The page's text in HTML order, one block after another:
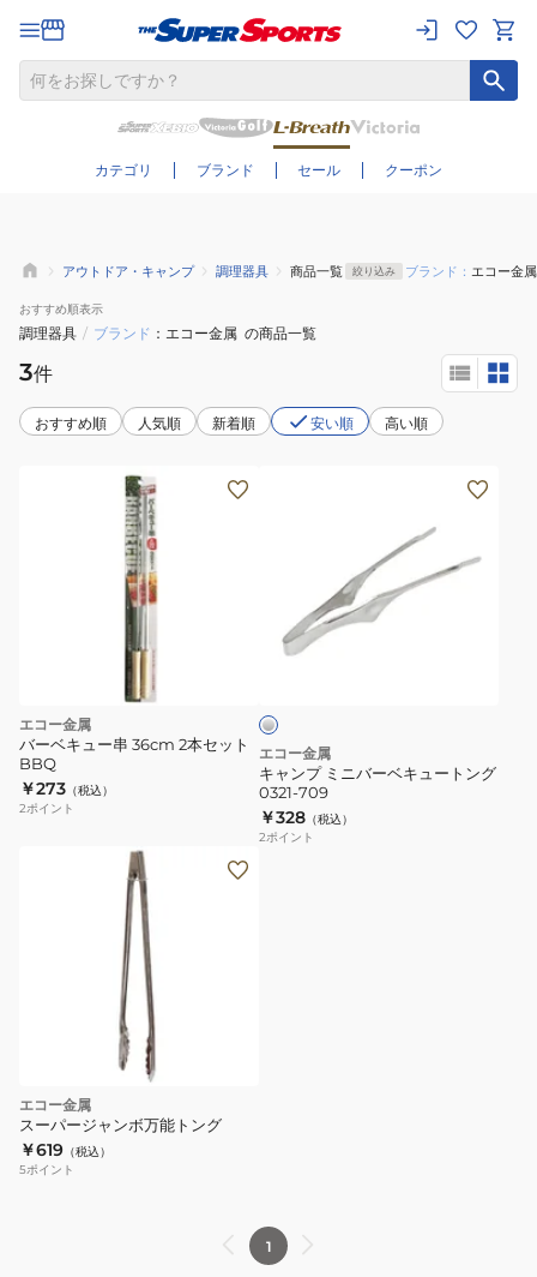
カテゴリ ブランド セール クーポン
さらに絞り込む
アウトドア・キャンプ 調理器具 商品一覧 絞り込み ブランド： エコー金属
おすすめ順表示
調理器具 / ブランド エコー金属 の商品一覧
3件
おすすめ順 人気順 新着順 安い順 高い順
エコー金属
バーベキュー串 36cm 2本セット
BBQ
￥273 （税込）
2ポイント
ベ
キ
ュ
ー
ト
ル
バ
ー
エコー金属
キャンプ ミニバーベキュートング
0321-709
￥328 （税込）
2ポイント
エコー金属
スーパージャンボ万能トング
￥619 （税込）
5ポイント
1